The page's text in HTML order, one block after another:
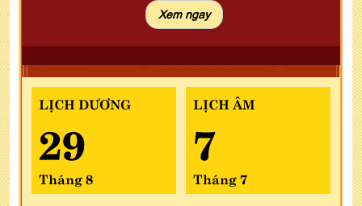
LỊCH DƯƠNG
29
Tháng 8
LỊCH ÂM
7
Tháng 7